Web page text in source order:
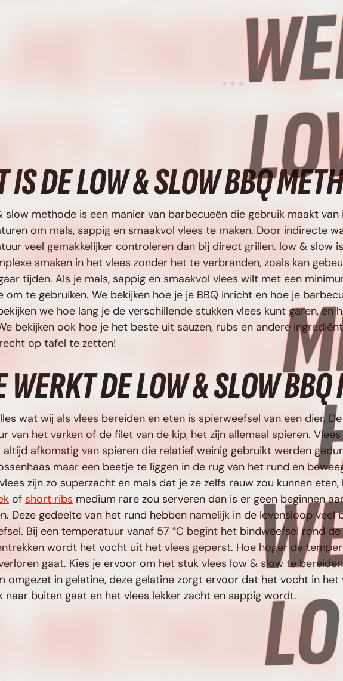
IS DE LOW & SLOW BBQ
slow methode is een manier van barbecueën die gebruik maakt
om mals, sappig en smaakvol vlees te maken. Door indirecte
veel gemakkelijker controleren dan bij direct grillen. low & slow
smaken in het vlees zonder het te verbranden, zoals kan
tijden. Als je mals, sappig en smaakvol vlees wilt met een
om te gebruiken. We bekijken hoe je je BBQ inricht en hoe je
we hoe lang je de verschillende stukken vlees kunt garen, en
bekijken ook hoe je het beste uit sauzen, rubs en andere
op tafel te zetten!
WERKT DE LOW & SLOW
wat wij als vlees bereiden en eten is spierweefsel van een dier.
van het varken of de filet van de kip, het zijn allemaal spieren.
altijd afkomstig van spieren die relatief weinig gebruikt werden
maar een beetje te liggen in de rug van het rund en
zijn zo superzacht en mals dat je ze zelfs rauw zou kunnen
of short ribs medium rare zou serveren dan is er geen beginnen
Deze gedeelte van het rund hebben namelijk in de levensloop veel
Bij een temperatuur vanaf 57 °C begint het bindweefsel rond
wordt het vocht uit het vlees geperst. Hoe hoger de
gaat. Kies je ervoor om het stuk vlees low & slow te
omgezet in gelatine, deze gelatine zorgt ervoor dat het vocht in
naar buiten gaat en het vlees lekker zacht en sappig wordt.